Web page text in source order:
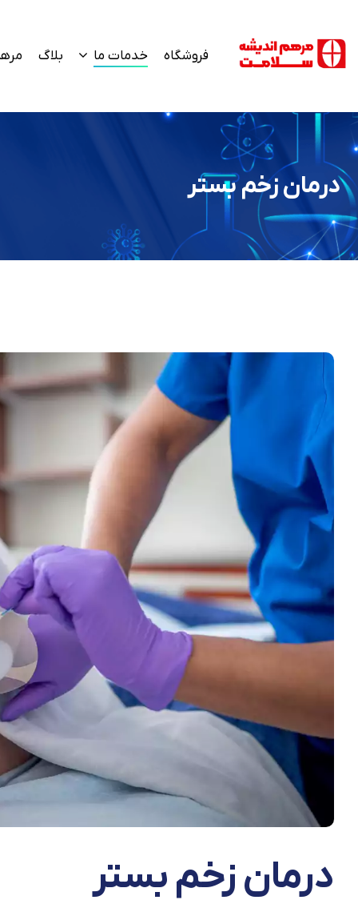
فروشگاه خدمات ما بلاگ
درمان زخم بستر
درمان زخم بستر